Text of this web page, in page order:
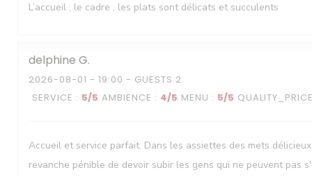
L’accueil , le cadre , les plats sont délicats et succulents
delphine G
2026-08-01 - 19:00 - GUESTS 2
SERVICE : 5/5 AMBIENCE : 4/5 MENU : 5/5
Accueil et service parfait. Dans les assiettes des mets
revanche pénible de devoir subir les gens qui ne peuvent pas